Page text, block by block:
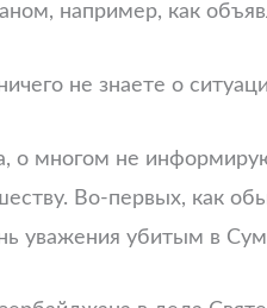
например, как
не знаете о
о многом не
Во-первых, как
уважения убитым в